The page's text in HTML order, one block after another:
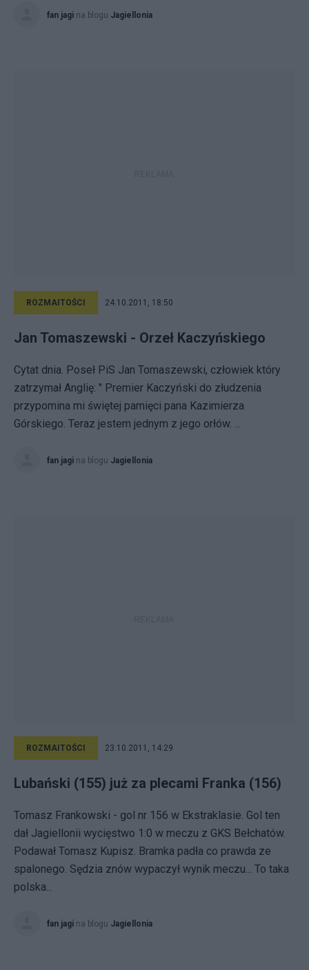
fan jagi na blogu Jagiellonia
ROZMAITOŚCI 24.10.2011, 18:50
Jan Tomaszewski - Orzeł Kaczyńskiego
Cytat dnia. Poseł PiS Jan Tomaszewski, człowiek który
zatrzymał Anglię: " Premier Kaczyński do złudzenia
przypomina mi świętej pamięci pana Kazimierza
Górskiego. Teraz jestem jednym z jego orłów. ...
fan jagi na blogu Jagiellonia
ROZMAITOŚCI 23.10.2011, 14:29
Lubański (155) już za plecami Franka (156)
Tomasz Frankowski - gol nr 156 w Ekstraklasie. Gol ten
dał Jagiellonii wycięstwo 1:0 w meczu z GKS Bełchatów.
Podawał Tomasz Kupisz. Bramka padła co prawda ze
spalonego. Sędzia znów wypaczył wynik meczu... To taka
polska...
fan jagi na blogu Jagiellonia